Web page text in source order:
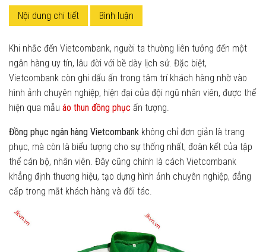
Nội dung chi tiết Bình luận
Khi nhắc đến Vietcombank, người ta thường liên tưởng đến một
ngân hàng uy tín, lâu đời với bề dày lịch sử. Đặc biệt,
Vietcombank còn ghi dấu ấn trong tâm trí khách hàng nhờ vào
hình ảnh chuyên nghiệp, hiện đại của đội ngũ nhân viên, được thể
hiện qua mẫu áo thun đồng phục ấn tượng.
Đồng phục ngân hàng Vietcombank không chỉ đơn giản là trang
phục, mà còn là biểu tượng cho sự thống nhất, đoàn kết của tập
thể cán bộ, nhân viên. Đây cũng chính là cách Vietcombank
khẳng định thương hiệu, tạo dựng hình ảnh chuyên nghiệp, đẳng
cấp trong mắt khách hàng và đối tác.